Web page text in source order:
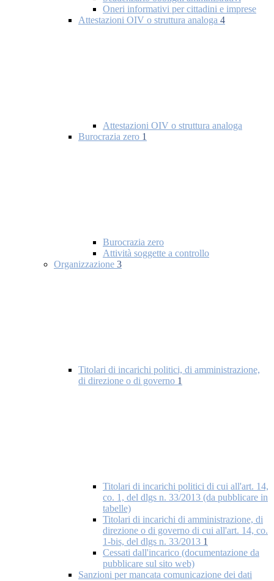
Oneri informativi per cittadini e imprese
Attestazioni OIV o struttura analoga 4
Attestazioni OIV o struttura analoga
Burocrazia zero 1
Burocrazia zero
Attività soggette a controllo
Organizzazione 3
Titolari di incarichi politici, di amministrazione,
di direzione o di governo 1
Titolari di incarichi politici di cui all'art. 14,
co. 1, del dlgs n. 33/2013 (da pubblicare in
tabelle)
Titolari di incarichi di amministrazione, di
direzione o di governo di cui all'art. 14, co.
1-bis, del dlgs n. 33/2013 1
Cessati dall'incarico (documentazione da
pubblicare sul sito web)
Sanzioni per mancata comunicazione dei dati